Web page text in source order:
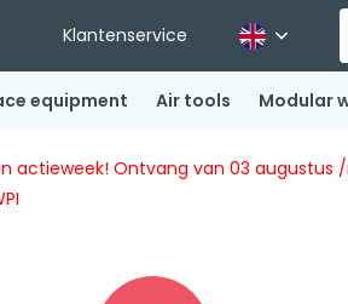
Klantenservice
equipment Air tools Modular
actieweek! Ontvang van 03 augustus